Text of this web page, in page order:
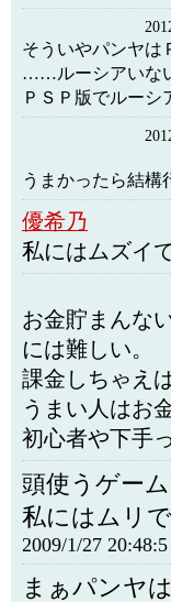
そういやパンヤは
……ルーシアいな
ＰＳＰ版でルーシ
うまかったら結構
優希乃
私にはムズイ
お金貯まんな
には難しい。
課金しちゃえ
うまい人はお
初心者や下手
頭使うゲーム
私にはムリ
2009/1/27 20:48:5
まぁパンヤ